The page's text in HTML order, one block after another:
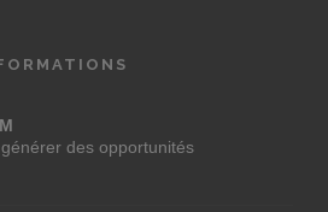
des opportunités